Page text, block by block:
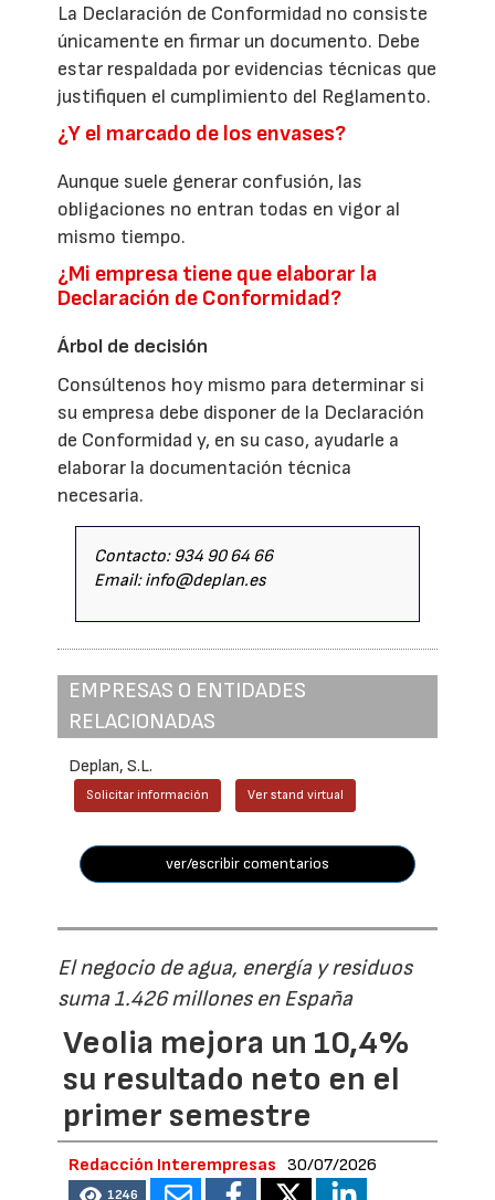
La Declaración de Conformidad no consiste
únicamente en firmar un documento. Debe
estar respaldada por evidencias técnicas que
justifiquen el cumplimiento del Reglamento.
¿Y el marcado de los envases?
Aunque suele generar confusión, las
obligaciones no entran todas en vigor al
mismo tiempo.
¿Mi empresa tiene que elaborar la
Declaración de Conformidad?
Árbol de decisión
Consúltenos hoy mismo para determinar si
su empresa debe disponer de la Declaración
de Conformidad y, en su caso, ayudarle a
elaborar la documentación técnica
necesaria.
Contacto: 934 90 64 66
Email: info@deplan.es
EMPRESAS O ENTIDADES
RELACIONADAS
Deplan, S.L.
Solicitar información Ver stand virtual
ver/escribir comentarios
El negocio de agua, energía y residuos
suma 1.426 millones en España
Veolia mejora un 10,4%
su resultado neto en el
primer semestre
Redacción Interempresas 30/07/2026
1246